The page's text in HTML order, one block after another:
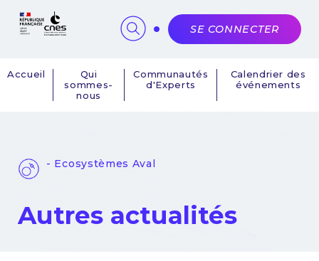
Navigation
Accueil
Qui
sommes-
nous
Communautés
d'Experts
Calendrier des
événements
SE CONNECTER
- Ecosystèmes Aval
Autres actualités